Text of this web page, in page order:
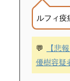
ルフィ疫
💬
【悲
優樹容